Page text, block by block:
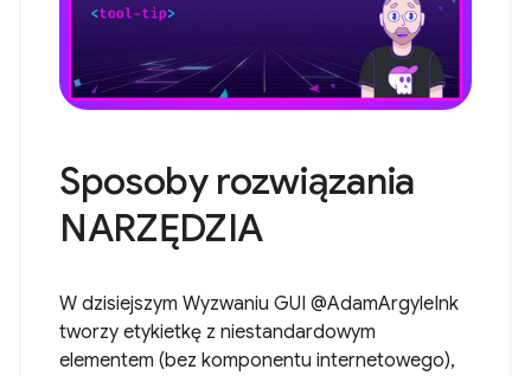
Sposoby rozwiązania
NARZĘDZIA
W dzisiejszym Wyzwaniu GUI @AdamArgyleInk
tworzy etykietkę z niestandardowym
elementem (bez komponentu internetowego),